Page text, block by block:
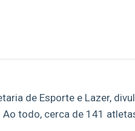
de Esporte e Lazer,
todo, cerca de 141